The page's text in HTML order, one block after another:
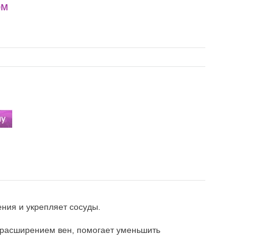
и укрепляет сосуды.
вен, помогает уменьшить